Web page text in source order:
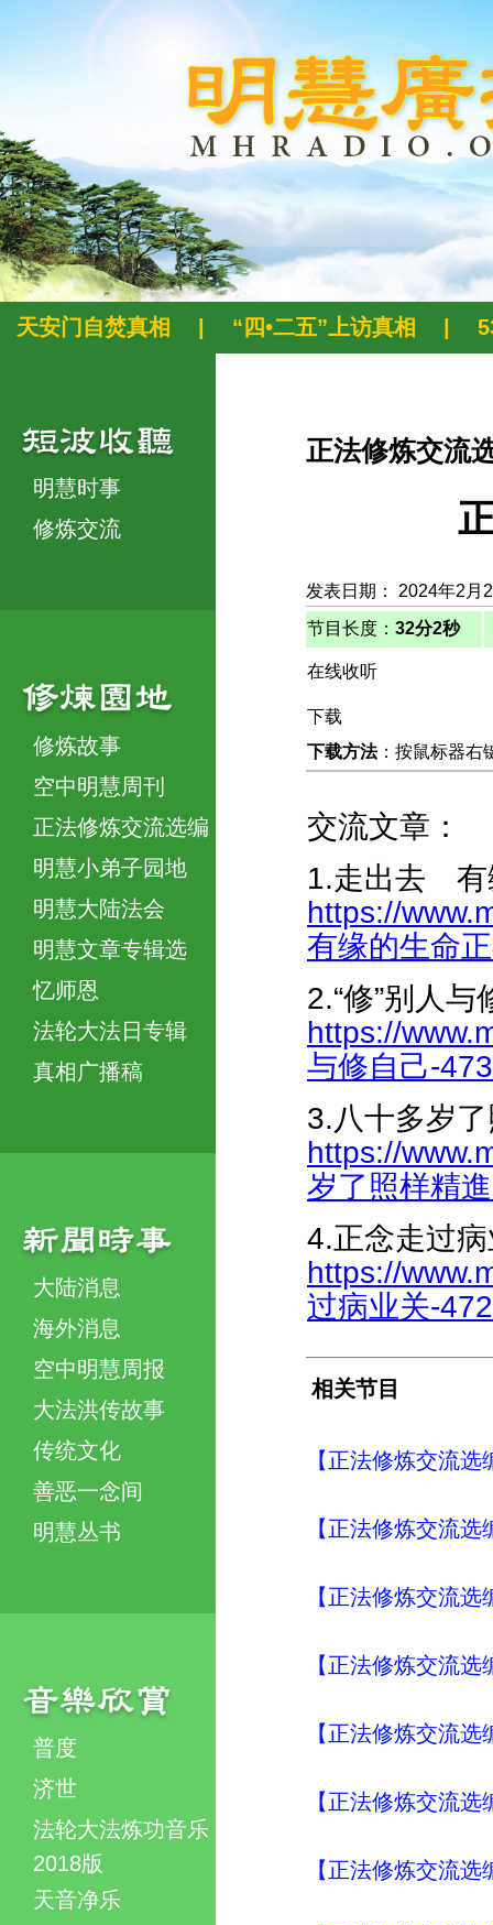
天安门自焚真相 “四•二五”上访真相
明慧时事
修炼交流
修炼故事
空中明慧周刊
正法修炼交流选编
明慧小弟子园地
明慧大陆法会
明慧文章专辑选
忆师恩
法轮大法日专辑
真相广播稿
大陆消息
海外消息
空中明慧周报
大法洪传故事
传统文化
善恶一念间
明慧丛书
普度
济世
法轮大法炼功音乐
2018版
天音净乐
正法修炼交流
发表日期： 2024年2月
节目长度： 32分2秒
在线收听
下载
下载方法：按鼠标器右
交流文章：
1.走出去 有
https://
有缘的生命
2.“修”别人与
https://
与修自己-
3.八十多岁
https://
岁了照样精
4.正念走过
https://
过病业关-
相关节目
【正法修炼交流
【正法修炼交流
【正法修炼交流
【正法修炼交流
【正法修炼交流
【正法修炼交流
【正法修炼交流